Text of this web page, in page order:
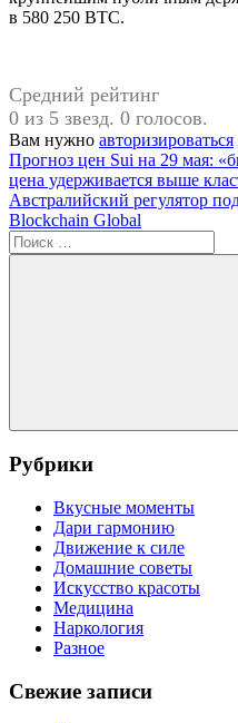
в 580 250 BTC.
Средний рейтинг
0 из 5 звезд. 0 голосов.
Вам нужно авторизироваться
Навигация
по
записям
Предыдущая
запись:
Прогноз цен Sui на 29 мая:
цена удерживается выше
Следующая
запись:
Австралийский регулятор
Blockchain Global
Поиск
для:
Поиск
Рубрики
Вкусные моменты
Дари гармонию
Движение к силе
Домашние советы
Искусство красоты
Медицина
Наркология
Разное
Свежие записи